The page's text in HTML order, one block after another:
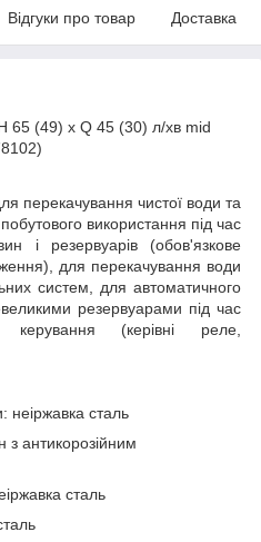
Відгуки про товар Доставка
65 (49) х Q 45 (30) л/хв mid
перекачування чистої води та
використання під час
і резервуарів (обов'язкове
для перекачування води
систем, для автоматичного
резервуарами під час
керування (керівні реле,
неіржавка сталь
з антикорозійним
сталь